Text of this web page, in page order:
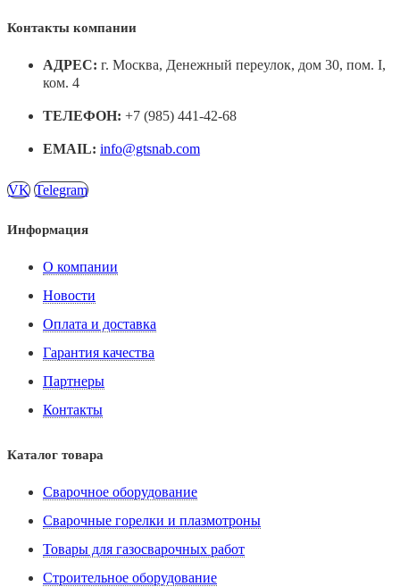
Контакты компании
АДРЕС: г. Москва, Денежный переулок, дом 30, пом. I,
ком. 4
ТЕЛЕФОН: +7 (985) 441-42-68
EMAIL: info@gtsnab.com
VK Telegram
Информация
О компании
Новости
Оплата и доставка
Гарантия качества
Партнеры
Контакты
Каталог товара
Сварочное оборудование
Сварочные горелки и плазмотроны
Товары для газосварочных работ
Строительное оборудование